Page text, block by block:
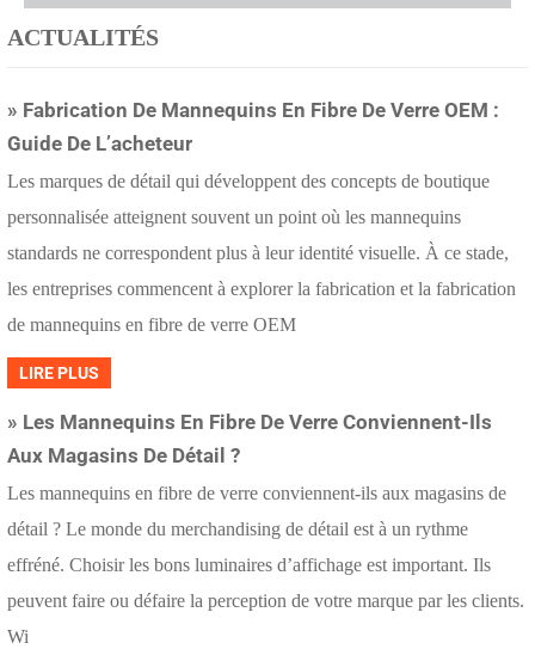
l
e
s
ACTUALITÉS
» Fabrication De Mannequins En Fibre De Verre OEM :
Guide De L’acheteur
Les marques de détail qui développent des concepts de boutique
personnalisée atteignent souvent un point où les mannequins
standards ne correspondent plus à leur identité visuelle. À ce stade,
les entreprises commencent à explorer la fabrication et la fabrication
de mannequins en fibre de verre OEM
LIRE PLUS
» Les Mannequins En Fibre De Verre Conviennent-Ils
Aux Magasins De Détail ?
Les mannequins en fibre de verre conviennent-ils aux magasins de
détail ? Le monde du merchandising de détail est à un rythme
effréné. Choisir les bons luminaires d’affichage est important. Ils
peuvent faire ou défaire la perception de votre marque par les clients.
Wi